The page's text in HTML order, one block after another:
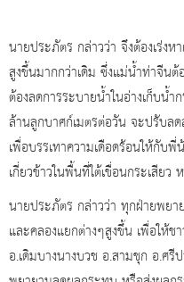
นายประภัตร กล่าวว่า จึงต้องเร่ง
สูงขึ้นมากกว่าเดิม ซึ่งแม่น้ำท่าจีน
ต้องลดการระบายน้ำในอ่างเก็บน้
ล้านลูกบาศก์เมตรต่อวัน จะปรับล
เพื่อบรรเทาความเดือดร้อนให้กับ
เกี่ยวข้าวในพื้นที่ใต้เขื่อนกระเสียว
นายประภัตร กล่าวว่า ทุกฝ่ายพย
และคลองแยกต่างๆสูงขึ้น เพื่อให้ช
อ.เดิมบางนางบวช อ.สามชุก อ.ศรี